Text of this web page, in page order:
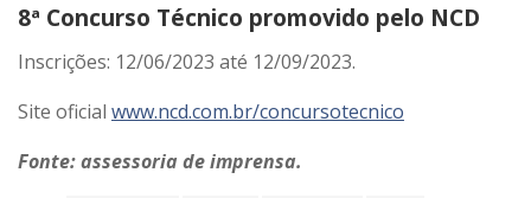
8ª Concurso Técnico promovido pelo NCD
Inscrições: 12/06/2023 até 12/09/2023.
Site oficial www.ncd.com.br/concursotecnico
Fonte: assessoria de imprensa.